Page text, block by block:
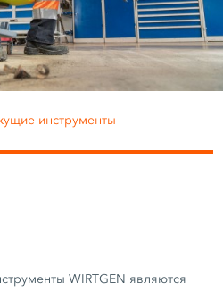
инструменты
WIRTGEN являются